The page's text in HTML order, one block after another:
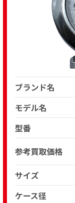
ブランド名
モデル名
型番
参考買取価格
サイズ
ケース径